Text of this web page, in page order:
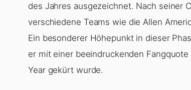
des Jahres ausgezeichnet. Nach seiner
verschiedene Teams wie die Allen
Ein besonderer Höhepunkt in dieser
er mit einer beeindruckenden
Year gekürt wurde.